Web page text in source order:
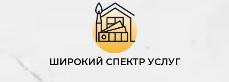
ШИРОКИЙ СПЕКТР УСЛУГ